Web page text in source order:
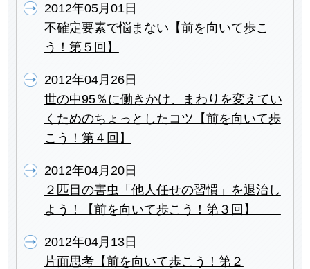
2012年05月01日
不確定要素で悩まない【前を向いて歩こ
う！第５回】
2012年04月26日
世の中95％に働きかけ、まわりを変えてい
くためのちょっとしたコツ【前を向いて歩
こう！第４回】
2012年04月20日
２匹目の害虫「他人任せの習慣」を退治し
よう！【前を向いて歩こう！第３回】
2012年04月13日
片面思考【前を向いて歩こう！第２